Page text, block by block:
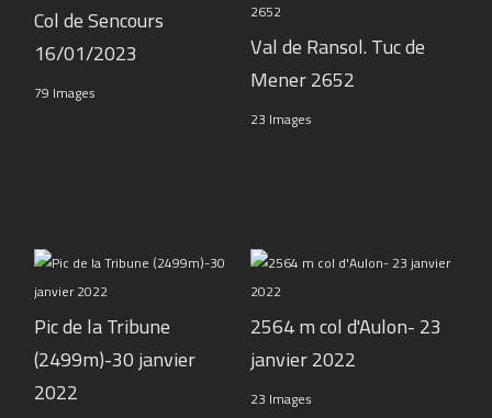
Col de Sencours
16/01/2023
79 Images
Val de Ransol. Tuc de
Mener 2652
23 Images
Pic de la Tribune
(2499m)-30 janvier
2022
2564 m col d'Aulon- 23
janvier 2022
23 Images